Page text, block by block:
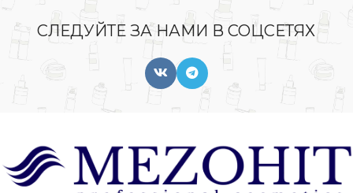
СЛЕДУЙТЕ ЗА НАМИ В СОЦСЕТЯХ